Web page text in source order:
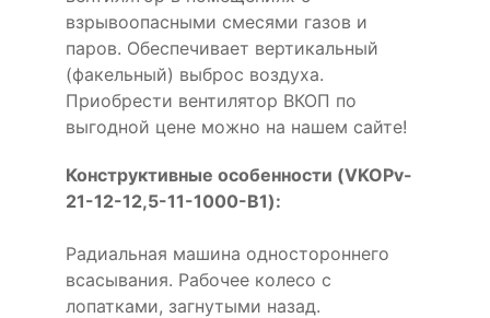
взрывоопасными смесями газов и
паров. Обеспечивает вертикальный
(факельный) выброс воздуха.
Приобрести вентилятор ВКОП по
выгодной цене можно на нашем сайте!
Конструктивные особенности (VKOPv-
21-12-12,5-11-1000-B1):
Радиальная машина одностороннего
всасывания. Рабочее колесо с
лопатками, загнутыми назад.